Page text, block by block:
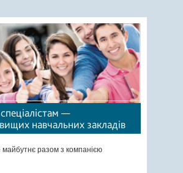
—
навчальних закладів
разом з компанією